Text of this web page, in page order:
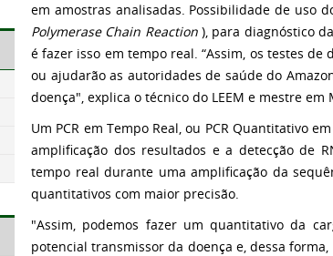
em amostras analisadas. Possibilidade de uso
Polymerase Chain Reaction), para diagnóstico
é fazer isso em tempo real.“Assim, os testes de
ou ajudarão as autoridades de saúde do
doença", explica o técnico do LEEM e mestre
Um PCR em Tempo Real, ou PCR Quantitativo
amplificação dos resultados e a detecção de
tempo real durante uma amplificação da
quantitativos com maior precisão.
"Assim, podemos fazer um quantitativo da
potencial transmissor da doença e, dessa